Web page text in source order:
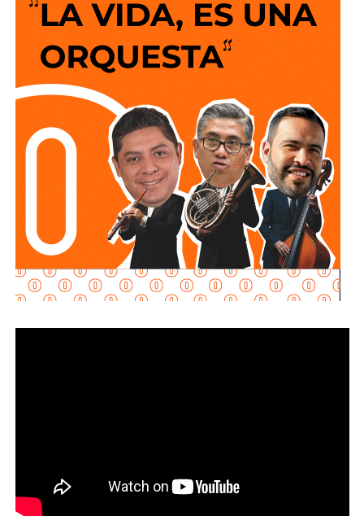
García Cázares planteó que el eje de la revisión será
determinar la conducta de los elementos en ese punto:
qué acción realizaban y por qué se detuvieron ahí.
Adelantó que el resultado de las diligencias definirá si
hubo alguna irregularidad.
Al momento de la entrevista, la fiscal no había tenido
Juan Antonio Villa Gutiérrez
García Cázaresllamó a la ciudadanía a denunciar
cualquier conducta irregular y aclaró que el llamado no se